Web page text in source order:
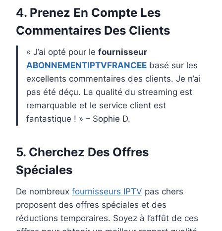
4. Prenez En Compte Les
Commentaires Des Clients
« J’ai opté pour le fournisseur
ABONNEMENTIPTVFRANCEE basé sur les
excellents commentaires des clients. Je n’ai
pas été déçu. La qualité du streaming est
remarquable et le service client est
fantastique ! » – Sophie D.
5. Cherchez Des Offres
Spéciales
De nombreux fournisseurs IPTV pas chers
proposent des offres spéciales et des
réductions temporaires. Soyez à l’affût de ces